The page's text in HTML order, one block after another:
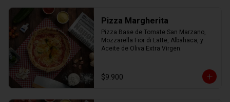
Pizza Margherita
Pizza Base de Tomate San Marzano,
Mozzarella Fior di Latte, Albahaca, y
Aceite de Oliva Extra Virgen.
$9.900